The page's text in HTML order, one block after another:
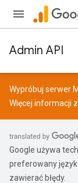
Admin API
Wypróbuj serwer
Więcej informacji
Google używa
preferowany
zawierać błędy.